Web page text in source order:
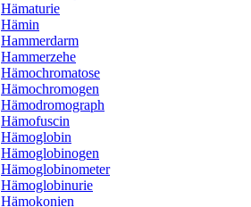
Hämaturie
Hämin
Hammerdarm
Hammerzehe
Hämochromatose
Hämochromogen
Hämodromograph
Hämofuscin
Hämoglobin
Hämoglobinogen
Hämoglobinometer
Hämoglobinurie
Hämokonien